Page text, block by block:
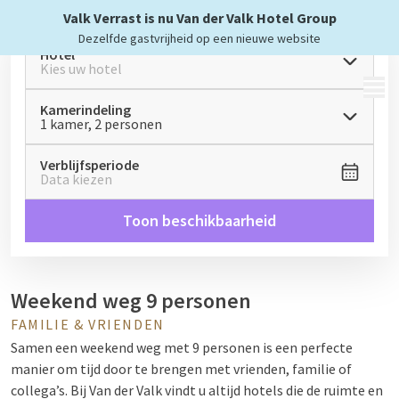
Valk Verrast is nu Van der Valk Hotel Group
Dezelfde gastvrijheid op een nieuwe website
MENU
Hotel
Kies uw hotel
Kamerindeling
1 kamer, 2 personen
Verblijfsperiode
Data kiezen
Toon beschikbaarheid
Weekend weg 9 personen
FAMILIE & VRIENDEN
Samen een weekend weg met 9 personen is een perfecte
manier om tijd door te brengen met vrienden, familie of
collega’s. Bij Van der Valk vindt u altijd hotels die de ruimte en